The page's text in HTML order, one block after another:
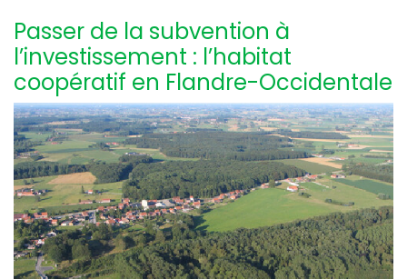
Passer de la subvention à
l’investissement : l’habitat
coopératif en Flandre-Occidentale